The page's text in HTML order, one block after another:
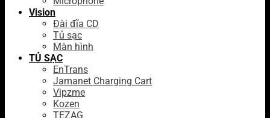
Vision
Đài đĩa CD
Tủ sạc
Màn hình
TỦ SẠC
EnTrans
Jamanet Charging Cart
Vipzme
Kozen
TEZAG